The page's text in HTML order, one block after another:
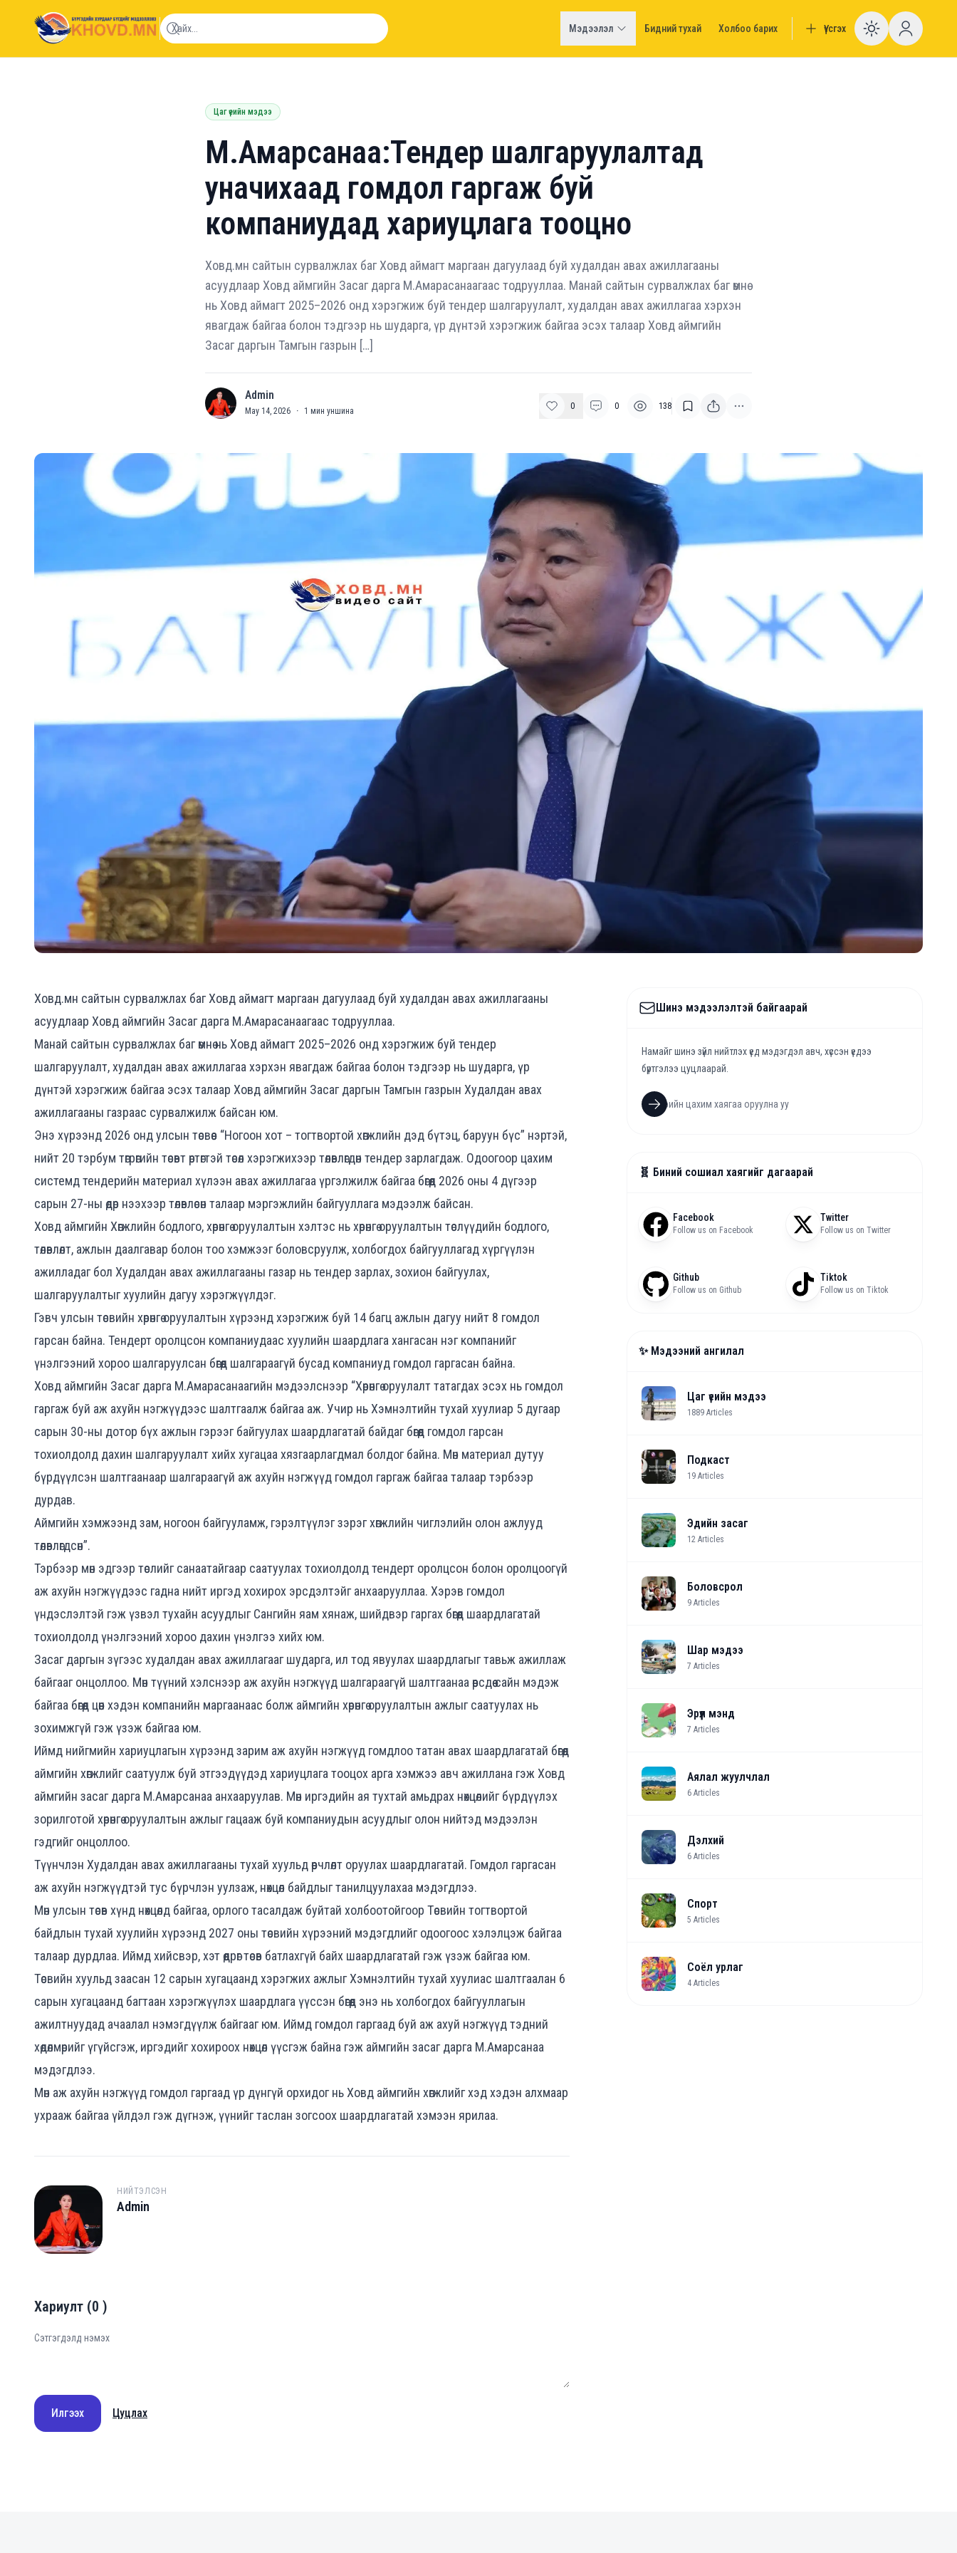
khovd.mn
Мэдээлэл Бидний тухай Холбоо барих Үүсгэх Enable
Цаг үеийн мэдээ
М.Амарсанаа:Тендер шалгаруулалтад
уначихаад гомдол гаргаж буй
компаниудад хариуцлага тооцно
Ховд.мн сайтын сурвалжлах баг Ховд аймагт маргаан дагуулаад буй худалдан авах ажиллагааны
асуудлаар Ховд аймгийн Засаг дарга М.Амарасанаагаас тодрууллаа. Манай сайтын сурвалжлах баг өмнө
нь Ховд аймагт 2025–2026 онд хэрэгжиж буй тендер шалгаруулалт, худалдан авах ажиллагаа хэрхэн
явагдаж байгаа болон тэдгээр нь шударга, үр дүнтэй хэрэгжиж байгаа эсэх талаар Ховд аймгийн
Засаг даргын Тамгын газрын […]
A Admin
May 14, 2026 · 1 мин уншина 0 0 138
Ховд.мн сайтын сурвалжлах баг Ховд аймагт маргаан дагуулаад буй худалдан авах ажиллагааны
асуудлаар Ховд аймгийн Засаг дарга М.Амарасанаагаас тодрууллаа.
Манай сайтын сурвалжлах баг өмнө нь Ховд аймагт 2025–2026 онд хэрэгжиж буй тендер
шалгаруулалт, худалдан авах ажиллагаа хэрхэн явагдаж байгаа болон тэдгээр нь шударга, үр
дүнтэй хэрэгжиж байгаа эсэх талаар Ховд аймгийн Засаг даргын Тамгын газрын Худалдан авах
ажиллагааны газраас сурвалжилж байсан юм.
Энэ хүрээнд 2026 онд улсын төсвөөс “Ногоон хот – тогтвортой хөгжлийн дэд бүтэц, баруун бүс” нэртэй,
нийт 20 тэрбум төгрөгийн төсөвт өртөгтэй төсөл хэрэгжихээр төлөвлөгдөн тендер зарлагдаж. Одоогоор цахим
системд тендерийн материал хүлээн авах ажиллагаа үргэлжилж байгаа бөгөөд 2026 оны 4 дүгээр
сарын 27-ны өдөр нээхээр төлөвлөсөн талаар мэргэжлийн байгууллага мэдээлж байсан.
Ховд аймгийн Хөгжлийн бодлого, хөрөнгө оруулалтын хэлтэс нь хөрөнгө оруулалтын төслүүдийн бодлого,
төлөвлөлт, ажлын даалгавар болон тоо хэмжээг боловсруулж, холбогдох байгууллагад хүргүүлэн
ажилладаг бол Худалдан авах ажиллагааны газар нь тендер зарлах, зохион байгуулах,
шалгаруулалтыг хуулийн дагуу хэрэгжүүлдэг.
Гэвч улсын төсвийн хөрөнгө оруулалтын хүрээнд хэрэгжиж буй 14 багц ажлын дагуу нийт 8 гомдол
гарсан байна. Тендерт оролцсон компаниудаас хуулийн шаардлага хангасан нэг компанийг
үнэлгээний хороо шалгаруулсан бөгөөд шалгараагүй бусад компаниуд гомдол гаргасан байна.
Ховд аймгийн Засаг дарга М.Амарасанаагийн мэдээлснээр “Хөрөнгө оруулалт татагдах эсэх нь гомдол
гаргаж буй аж ахуйн нэгжүүдээс шалтгаалж байгаа аж. Учир нь Хэмнэлтийн тухай хуулиар 5 дугаар
сарын 30-ны дотор бүх ажлын гэрээг байгуулах шаардлагатай байдаг бөгөөд гомдол гарсан
тохиолдолд дахин шалгаруулалт хийх хугацаа хязгаарлагдмал болдог байна. Мөн материал дутуу
бүрдүүлсэн шалтгаанаар шалгараагүй аж ахуйн нэгжүүд гомдол гаргаж байгаа талаар тэрбээр
дурдав.
Аймгийн хэмжээнд зам, ногоон байгууламж, гэрэлтүүлэг зэрэг хөгжлийн чиглэлийн олон ажлууд
төлөвлөгдсөн”.
Тэрбээр мөн эдгээр төслийг санаатайгаар саатуулах тохиолдолд тендерт оролцсон болон оролцоогүй
аж ахуйн нэгжүүдээс гадна нийт иргэд хохирох эрсдэлтэйг анхаарууллаа. Хэрэв гомдол
үндэслэлтэй гэж үзвэл тухайн асуудлыг Сангийн яам хянаж, шийдвэр гаргах бөгөөд шаардлагатай
тохиолдолд үнэлгээний хороо дахин үнэлгээ хийх юм.
Засаг даргын зүгээс худалдан авах ажиллагааг шударга, ил тод явуулах шаардлагыг тавьж ажиллаж
байгааг онцоллоо. Мөн түүний хэлснээр аж ахуйн нэгжүүд шалгараагүй шалтгаанаа өөрсдөө сайн мэдэж
байгаа бөгөөд цөөн хэдэн компанийн маргаанаас болж аймгийн хөрөнгө оруулалтын ажлыг саатуулах нь
зохимжгүй гэж үзэж байгаа юм.
Иймд нийгмийн хариуцлагын хүрээнд зарим аж ахуйн нэгжүүд гомдлоо татан авах шаардлагатай бөгөөд
аймгийн хөгжлийг саатуулж буй этгээдүүдэд хариуцлага тооцох арга хэмжээ авч ажиллана гэж Ховд
аймгийн засаг дарга М.Амарсанаа анхааруулав. Мөн иргэдийн ая тухтай амьдрах нөхцөлийг бүрдүүлэх
зорилготой хөрөнгө оруулалтын ажлыг гацааж буй компаниудын асуудлыг олон нийтэд мэдээлэн
гэдгийг онцоллоо.
Түүнчлэн Худалдан авах ажиллагааны тухай хуульд өөрчлөлт оруулах шаардлагатай. Гомдол гаргасан
аж ахуйн нэгжүүдтэй тус бүрчлэн уулзаж, нөхцөл байдлыг танилцуулахаа мэдэгдлээ.
Мөн улсын төсөв хүнд нөхцөлд байгаа, орлого тасалдаж буйтай холбоотойгоор Төсвийн тогтвортой
байдлын тухай хуулийн хүрээнд 2027 оны төсвийн хүрээний мэдэгдлийг одоогоос хэлэлцэж байгаа
талаар дурдлаа. Иймд хийсвэр, хэт өөдрөг төсөв батлахгүй байх шаардлагатай гэж үзэж байгаа юм.
Төсвийн хуульд заасан 12 сарын хугацаанд хэрэгжих ажлыг Хэмнэлтийн тухай хуулиас шалтгаалан 6
сарын хугацаанд багтаан хэрэгжүүлэх шаардлага үүссэн бөгөөд энэ нь холбогдох байгууллагын
ажилтнуудад ачаалал нэмэгдүүлж байгааг юм. Иймд гомдол гаргаад буй аж ахуй нэгжүүд тэдний
хөдөлмөрийг үгүйсгэж, иргэдийг хохироох нөхцөл үүсгэж байна гэж аймгийн засаг дарга М.Амарсанаа
мэдэгдлээ.
Мөн аж ахуйн нэгжүүд гомдол гаргаад үр дүнгүй орхидог нь Ховд аймгийн хөгжлийг хэд хэдэн алхмаар
ухрааж байгаа үйлдэл гэж дүгнэж, үүнийг таслан зогсоох шаардлагатай хэмээн ярилаа.
A
НИЙТЭЛСЭН
Admin
Хариулт (0 )
Илгээх Цуцлах
Шинэ мэдээлэлтэй байгаарай
Намайг шинэ зүйл нийтлэх үед мэдэгдэл авч, хүссэн үедээ
бүртгэлээ цуцлаарай.
🧬 Биний сошиал хаягийг дагаарай
Facebook
Follow us on Facebook
Twitter
Follow us on Twitter
Github
Follow us on Github
Tiktok
Follow us on Tiktok
✨ Мэдээний ангилал
Цаг үеийн мэдээ
1889 Articles
Подкаст
19 Articles
Эдийн засаг
12 Articles
Боловсрол
9 Articles
Шар мэдээ
7 Articles
Эрүүл мэнд
7 Articles
Аялал жуулчлал
6 Articles
Дэлхий
6 Articles
Спорт
5 Articles
Соёл урлаг
4 Articles